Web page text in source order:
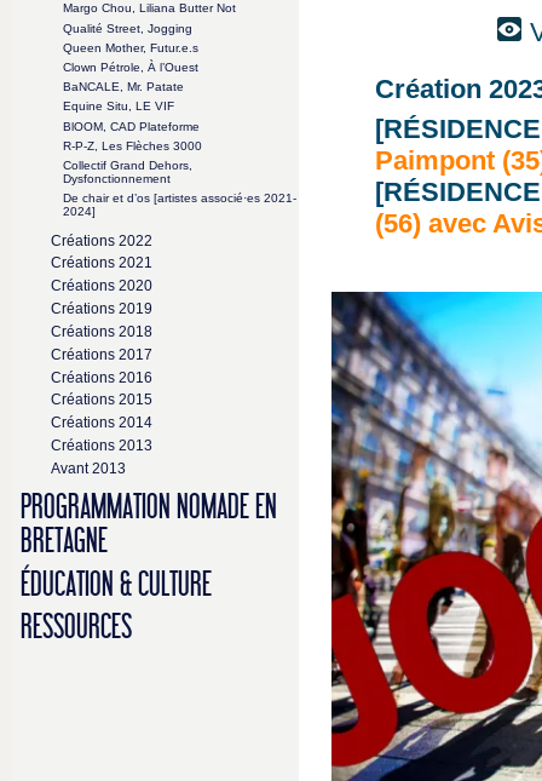
Margo Chou, Liliana Butter Not
Qualité Street, Jogging
Queen Mother, Futur.e.s
Clown Pétrole, À l’Ouest
BaNCALE, Mr. Patate
Equine Situ, LE VIF
BlOOM, CAD Plateforme
R-P-Z, Les Flèches 3000
Collectif Grand Dehors,
Dysfonctionnement
De chair et d’os [artistes associé·es 2021-
2024]
Créations 2022
Créations 2021
Créations 2020
Créations 2019
Créations 2018
Créations 2017
Créations 2016
Créations 2015
Créations 2014
Créations 2013
Avant 2013
PROGRAMMATION NOMADE EN
BRETAGNE
ÉDUCATION & CULTURE
RESSOURCES
Création
Paimpont
(56) avec